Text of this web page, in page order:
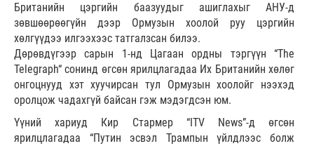
Британийн цэргийн баазуудыг ашиглахыг АНУ-д
зөвшөөрөөгүйн дээр Ормузын хоолой руу цэргийн
хөлгүүдээ илгээхээс татгалзсан билээ.
Дөрөвдүгээр сарын 1-нд Цагаан ордны тэргүүн “The
Telegraph“ сонинд өгсөн ярилцлагадаа Их Британийн хөлөг
онгоцнууд хэт хуучирсан тул Ормузын хоолойг нээхэд
оролцож чадахгүй байсан гэж мэдэгдсэн юм.
Үүний хариуд Кир Стармер “ITV News”-д өгсөн
ярилцлагадаа “Путин эсвэл Трампын үйлдлээс болж